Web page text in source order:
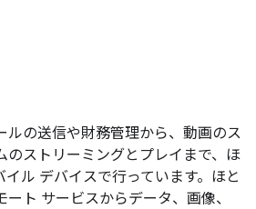
ルの送信や財務管理から、動画のス
のストリーミングとプレイまで、ほ
ル デバイスで行っています。ほと
ト サービスからデータ、画像、